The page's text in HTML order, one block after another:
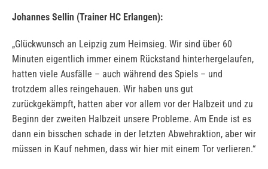
Johannes Sellin (Trainer HC Erlangen):
„Glückwunsch an Leipzig zum Heimsieg. Wir sind über 60
Minuten eigentlich immer einem Rückstand hinterhergelaufen,
hatten viele Ausfälle – auch während des Spiels – und
trotzdem alles reingehauen. Wir haben uns gut
zurückgekämpft, hatten aber vor allem vor der Halbzeit und zu
Beginn der zweiten Halbzeit unsere Probleme. Am Ende ist es
dann ein bisschen schade in der letzten Abwehraktion, aber wir
müssen in Kauf nehmen, dass wir hier mit einem Tor verlieren.“